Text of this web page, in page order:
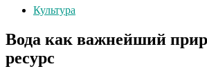
Культура
Вода как важнейший
ресурс